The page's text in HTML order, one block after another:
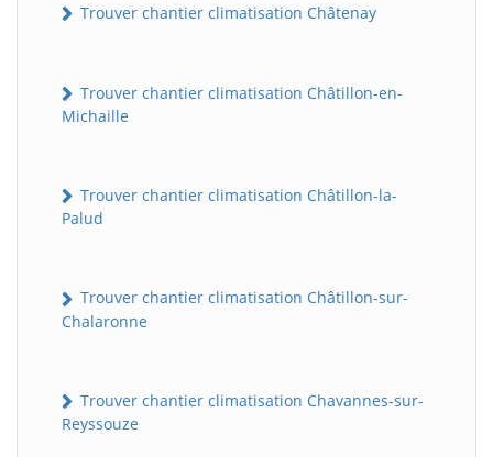
Trouver chantier climatisation Châtenay
Trouver chantier climatisation Châtillon-en-
Michaille
Trouver chantier climatisation Châtillon-la-
Palud
Trouver chantier climatisation Châtillon-sur-
Chalaronne
Trouver chantier climatisation Chavannes-sur-
Reyssouze